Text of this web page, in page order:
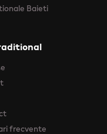
Baieti
frecvente